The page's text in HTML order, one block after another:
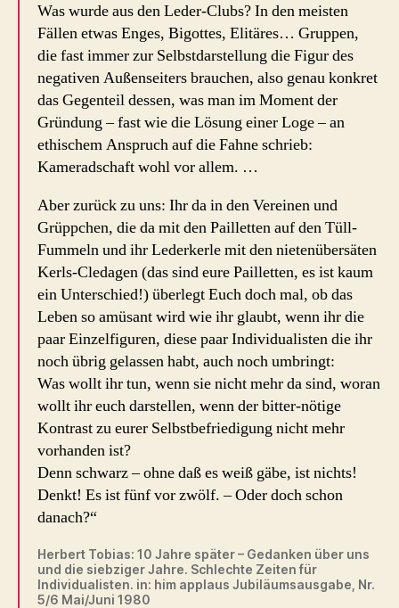
Was wurde aus den Leder-Clubs? In den meisten
Fällen etwas Enges, Bigottes, Elitäres… Gruppen,
die fast immer zur Selbstdarstellung die Figur des
negativen Außenseiters brauchen, also genau konkret
das Gegenteil dessen, was man im Moment der
Gründung – fast wie die Lösung einer Loge – an
ethischem Anspruch auf die Fahne schrieb:
Kameradschaft wohl vor allem. …
Aber zurück zu uns: Ihr da in den Vereinen und
Grüppchen, die da mit den Pailletten auf den Tüll-
Fummeln und ihr Lederkerle mit den nietenübersäten
Kerls-Cledagen (das sind eure Pailletten, es ist kaum
ein Unterschied!) überlegt Euch doch mal, ob das
Leben so amüsant wird wie ihr glaubt, wenn ihr die
paar Einzelfiguren, diese paar Individualisten die ihr
noch übrig gelassen habt, auch noch umbringt:
Was wollt ihr tun, wenn sie nicht mehr da sind, woran
wollt ihr euch darstellen, wenn der bitter-nötige
Kontrast zu eurer Selbstbefriedigung nicht mehr
vorhanden ist?
Denn schwarz – ohne daß es weiß gäbe, ist nichts!
Denkt! Es ist fünf vor zwölf. – Oder doch schon
danach?“
Herbert Tobias: 10 Jahre später – Gedanken über uns
und die siebziger Jahre. Schlechte Zeiten für
Individualisten. in: him applaus Jubiläumsausgabe, Nr.
5/6 Mai/Juni 1980